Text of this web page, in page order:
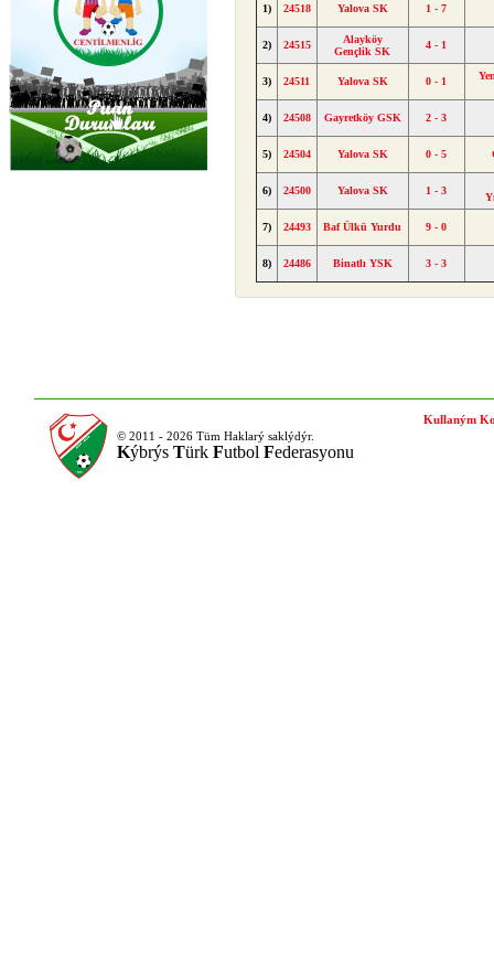
1) 24518 Yalova SK 1 - 7
2) 24515
Alayköy
Gençlik SK
4 - 1
3) 24511 Yalova SK 0 - 1
4) 24508 Gayretköy GSK 2 - 3
5) 24504 Yalova SK 0 - 5
6) 24500 Yalova SK 1 - 3
7) 24493 Baf Ülkü Yurdu 9 - 0
8) 24486 Binatlı YSK 3 - 3
© 2011 - 2026 Tüm Haklarý saklýdýr.
Kýbrýs Türk Futbol Federasyonu
Kullaným